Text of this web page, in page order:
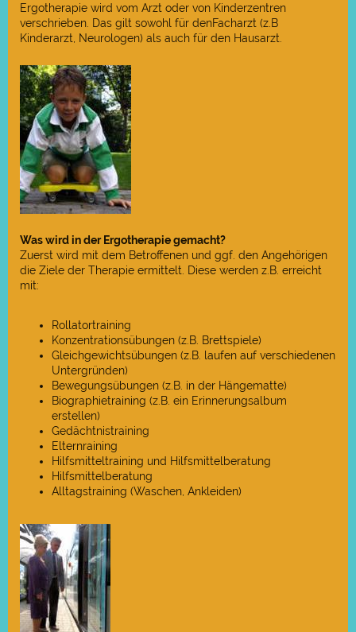
Ergotherapie wird vom Arzt oder von Kinderzentren
verschrieben. Das gilt sowohl für denFacharzt (z.B
Kinderarzt, Neurologen) als auch für den Hausarzt.
Was wird in der Ergotherapie gemacht?
Zuerst wird mit dem Betroffenen und ggf. den Angehörigen
die Ziele der Therapie ermittelt. Diese werden z.B. erreicht
mit:
Rollatortraining
Konzentrationsübungen (z.B. Brettspiele)
Gleichgewichtsübungen (z.B. laufen auf verschiedenen
Untergründen)
Bewegungsübungen (z.B. in der Hängematte)
Biographietraining (z.B. ein Erinnerungsalbum
erstellen)
Gedächtnistraining
Elternraining
Hilfsmitteltraining und Hilfsmittelberatung
Hilfsmittelberatung
Alltagstraining (Waschen, Ankleiden)